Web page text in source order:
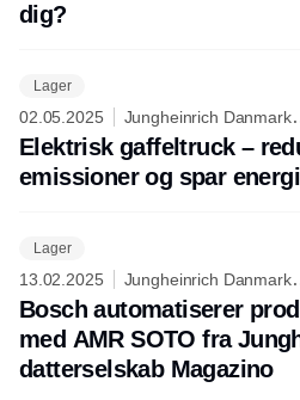
dig?
Lager
02.05.2025
Jungheinrich Danmark
A/S
Elektrisk gaffeltruck –
emissioner og spar
Lager
13.02.2025
Jungheinrich Danmark
A/S
Bosch automatiserer
med AMR SOTO fra
datterselskab Magazino